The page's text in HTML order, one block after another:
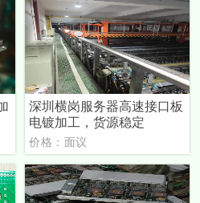
深圳横岗服务器高速接口板
电镀加工，货源稳定
价格：面议